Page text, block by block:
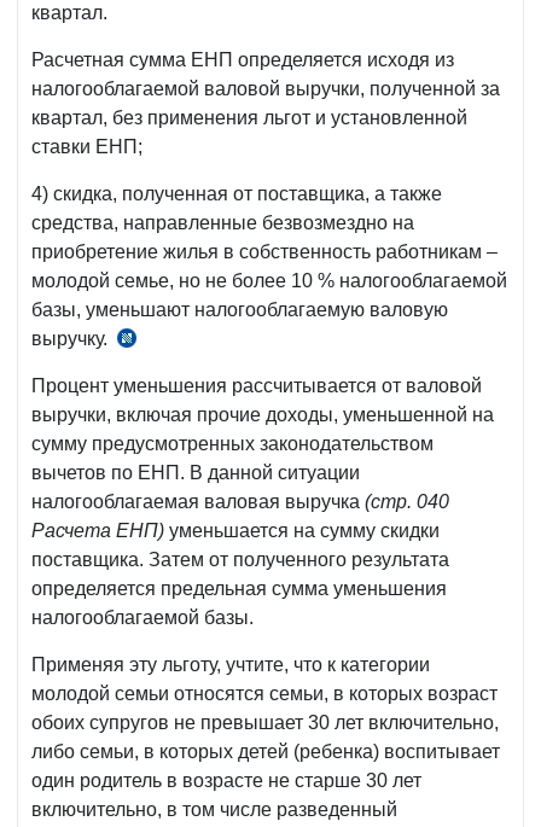
Положению
квартал.
Расчетная сумма ЕНП определяется исходя из
налогооблагаемой валовой выручки, полученной за
квартал, без применения льгот и установленной
ставки ЕНП;
4) скидка, полученная от поставщика, а также
средства, направленные безвозмездно на
приобретение жилья в собственность работникам –
молодой семье, но не более 10 % налогооблагаемой
базы, уменьшают налогооблагаемую валовую
выручку.
НК
Процент уменьшения рассчитывается от валовой
выручки, включая прочие доходы, уменьшенной на
сумму предусмот­ренных законодательством
вычетов по ЕНП. В данной ситуации
налогооблагаемая валовая выручка (стр. 040
Расчета ЕНП) уменьшается на сумму скидки
поставщика. Затем от полученного результата
определяется предельная сумма уменьшения
налогооблагаемой базы.
Применяя эту льготу, учтите, что к категории
молодой семьи относятся семьи, в которых возраст
обоих супругов не превышает 30 лет включительно,
либо семьи, в которых детей (ребенка) воспитывает
один родитель в возрасте не старше 30 лет
включительно, в том числе разведенный